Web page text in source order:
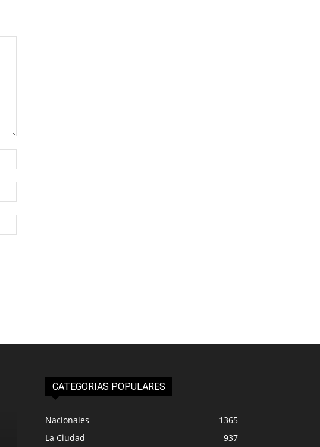
CATEGORIAS POPULARES
Nacionales
1365
La Ciudad
937